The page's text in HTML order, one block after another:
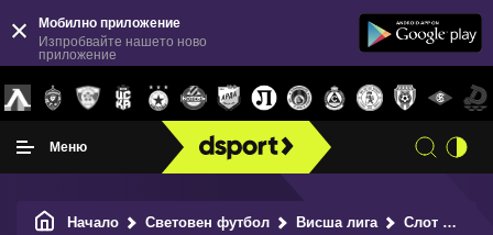
Мобилно приложение
Изпробвайте нашето ново
приложение
Меню
Начало Световен футбол Висша лига Слот отказа на Фулъм, чака Нидерландия